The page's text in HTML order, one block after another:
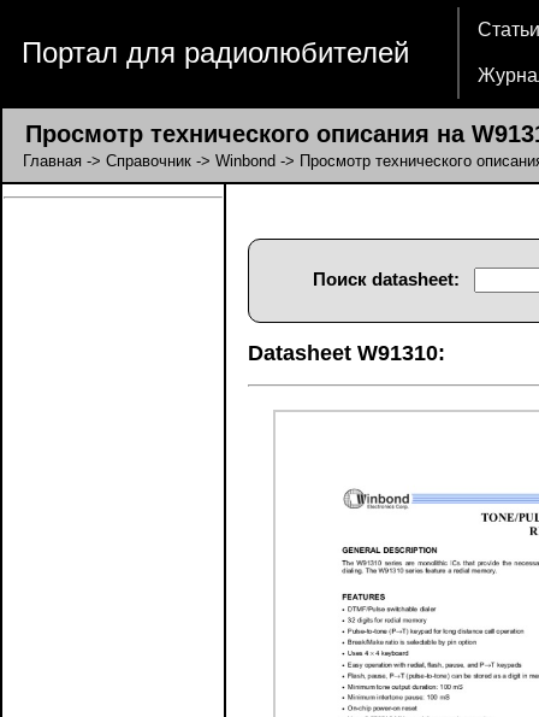
Портал для радиолюбителей
Статьи
Просмотр технического описания на
Главная -> Справочник -> Winbond -> Просмотр технического
Поиск datasheet:
Datasheet W91310: